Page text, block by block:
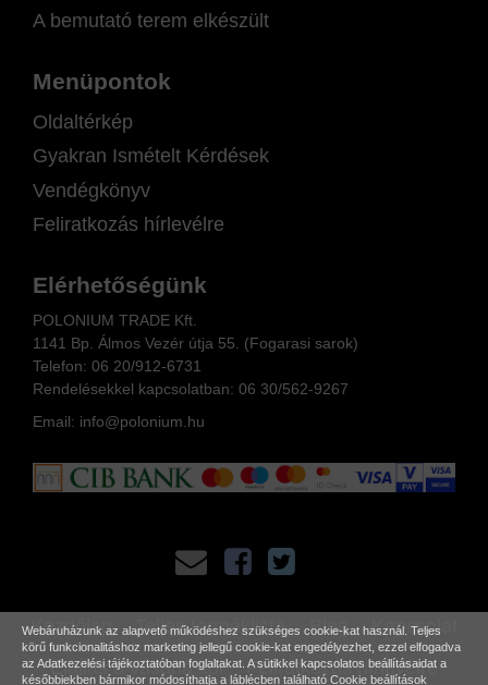
Webáruházunk az alapvető működéshez szükséges cookie-kat használ. Teljes
körű funkcionalitáshoz marketing jellegű cookie-kat engedélyezhet, ezzel elfogadva
az Adatkezelési tájékoztatóban foglaltakat. A sütikkel kapcsolatos beállításaidat a
későbbiekben bármikor módosíthatja a láblécben található Cookie beállítások
A bemutató terem elkészült
Menüpontok
Oldaltérkép
Gyakran Ismételt Kérdések
Vendégkönyv
Feliratkozás hírlevélre
Elérhetőségünk
POLONIUM TRADE Kft.
1141 Bp. Álmos Vezér útja 55. (Fogarasi sarok)
Telefon: 06 20/912-6731
Rendelésekkel kapcsolatban: 06 30/562-9267
Email: info@polonium.hu
Kezdőlap Teljes terméklista Blog
Kapcsolat
Elállás a vásárlástól
Feliratkozás hírlevélre